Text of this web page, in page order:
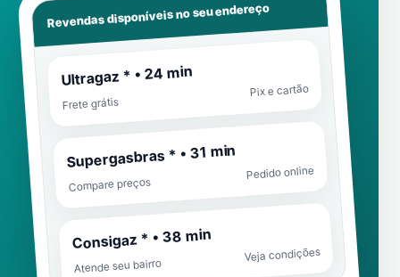
Revendas disponíveis no seu endereço
Ultragaz * • 24 min
Frete grátis
Pix e cartão
Supergasbras * • 31 min
Compare preços
Pedido online
Consigaz * • 38 min
Atende seu bairro
Veja condições